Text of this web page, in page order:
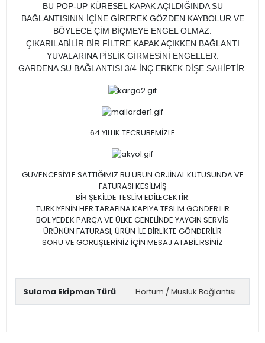
BU POP-UP KÜRESEL KAPAK AÇILDIĞINDA SU
BAĞLANTISININ İÇİNE GİREREK GÖZDEN KAYBOLUR VE
BÖYLECE ÇİM BİÇMEYE ENGEL OLMAZ.
ÇIKARILABİLİR BİR FİLTRE KAPAK AÇIKKEN BAĞLANTI
YUVALARINA PİSLİK GİRMESİNİ ENGELLER.
GARDENA SU BAĞLANTISI 3/4 İNÇ ERKEK DİŞE SAHİPTİR.
64 YILLIK TECRÜBEMİZLE
GÜVENCESİYLE SATTIĞIMIZ BU ÜRÜN ORJİNAL KUTUSUNDA VE
FATURASI KESİLMİŞ
BİR ŞEKİLDE TESLİM EDİLECEKTİR.
TÜRKİYENİN HER TARAFINA KAPIYA TESLİM GÖNDERİLİR
BOL YEDEK PARÇA VE ÜLKE GENELİNDE YAYGIN SERVİS
ÜRÜNÜN FATURASI, ÜRÜN İLE BİRLİKTE GÖNDERİLİR
SORU VE GÖRÜŞLERİNİZ İÇİN MESAJ ATABİLİRSİNİZ
Sulama Ekipman Türü Hortum / Musluk Bağlantısı